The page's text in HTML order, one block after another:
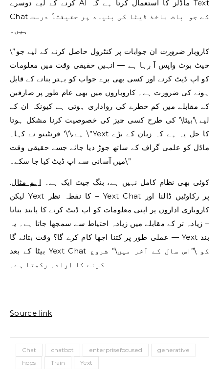
کرنے کے لیے دوسرے AI ماڈلز کا استعمال کرتا ہے کہ Text
Chat کے جوابات ماخذ ڈیٹا کی بنیاد پر حقیقتاً درست
ہیں۔
\”کاروبارضرورت ان جوابات پر کنٹرول حاصل کرنے کے لیے جو
چیٹ بوٹ واپس آ رہا ہے — انہیں حقیقی وقت میں معلومات
کو اپ ڈیٹ کرنے اور کسی بھی برے جواب کو بہتر بنانے کے قابل
ہونے کی ضرورت ہے۔ کاروباروں میں بھی عام طور پر صارفین
کے مقابلے میں کم خطرے کی رواداری ہوتی ہے کیونکہ ان کے
لیے \’بیٹا\’ کی طرح کسی چیز کی خصوصیت کرنا مشکل ہوتا
ہے،\’\’ فرنٹینو نے کہا۔ \”Yext کا حل یہ ہے کہ زبان کے بڑے
ماڈل کو علمی گراف کے ساتھ جوڑ دیا جائے جسے حقیقی وقت
میں آسانی سے اپ ڈیٹ کیا جا سکے۔\”
کوئی بھی نظام کامل نہیں ہے، بنگ چیٹ ایک ہے۔ اہم مثال.
لیکن Yext کا نقطہ نظر – Yext Chat پر رکاوٹیں ڈالنا اور
کاروباری اداروں پر اپنی معلومات کو اپ ڈیٹ کرنے کا پابند بنانا
– زیادہ تر کے مقابلے میں زیادہ احتیاط سے سمجھا جاتا ہے۔ یہ
عملی طور پر کتنا اچھا کام کرے گا؟ وقت بتائے گا — Yext بند
بیٹا کے بعد Yext Chat کو \”اس سال کے آخر میں\” شروع
کرنے کا ارادہ رکھتا ہے۔
Source link
Chat chatbot enterprisefocused
generative
hops
Train Yext